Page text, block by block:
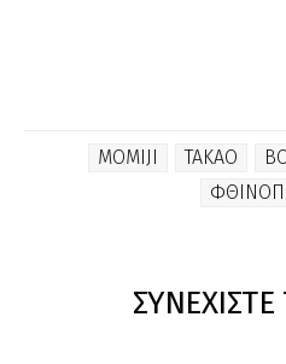
MOMIJI TAKAO
ΣΥΝΕΧΙΣΤΕ